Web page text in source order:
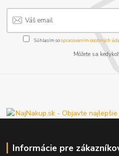
Súhlasím sospracovaním osobných
Môžete sa
Informácie pre